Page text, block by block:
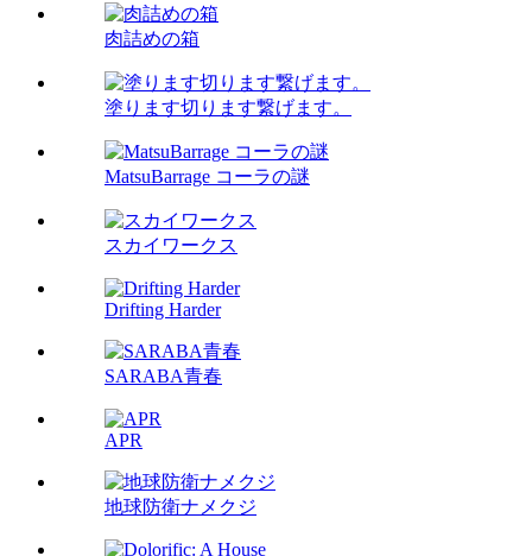
肉詰めの箱
塗ります切ります繋げます。
MatsuBarrage コーラの謎
スカイワークス
Drifting Harder
SARABA青春
APR
地球防衛ナメクジ